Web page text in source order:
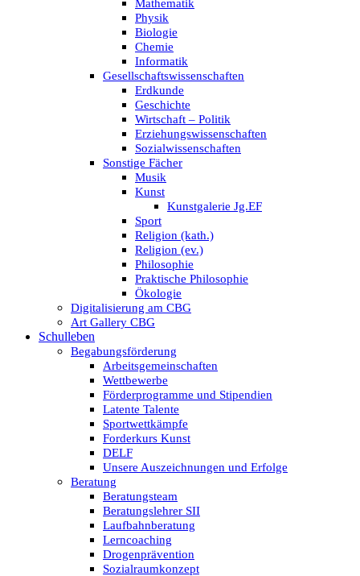
Mathematik
Physik
Biologie
Chemie
Informatik
Gesellschaftswissenschaften
Erdkunde
Geschichte
Wirtschaft – Politik
Erziehungswissenschaften
Sozialwissenschaften
Sonstige Fächer
Musik
Kunst
Kunstgalerie Jg.EF
Sport
Religion (kath.)
Religion (ev.)
Philosophie
Praktische Philosophie
Ökologie
Digitalisierung am CBG
Art Gallery CBG
Schulleben
Begabungsförderung
Arbeitsgemeinschaften
Wettbewerbe
Förderprogramme und Stipendien
Latente Talente
Sportwettkämpfe
Forderkurs Kunst
DELF
Unsere Auszeichnungen und Erfolge
Beratung
Beratungsteam
Beratungslehrer SII
Laufbahnberatung
Lerncoaching
Drogenprävention
Sozialraumkonzept